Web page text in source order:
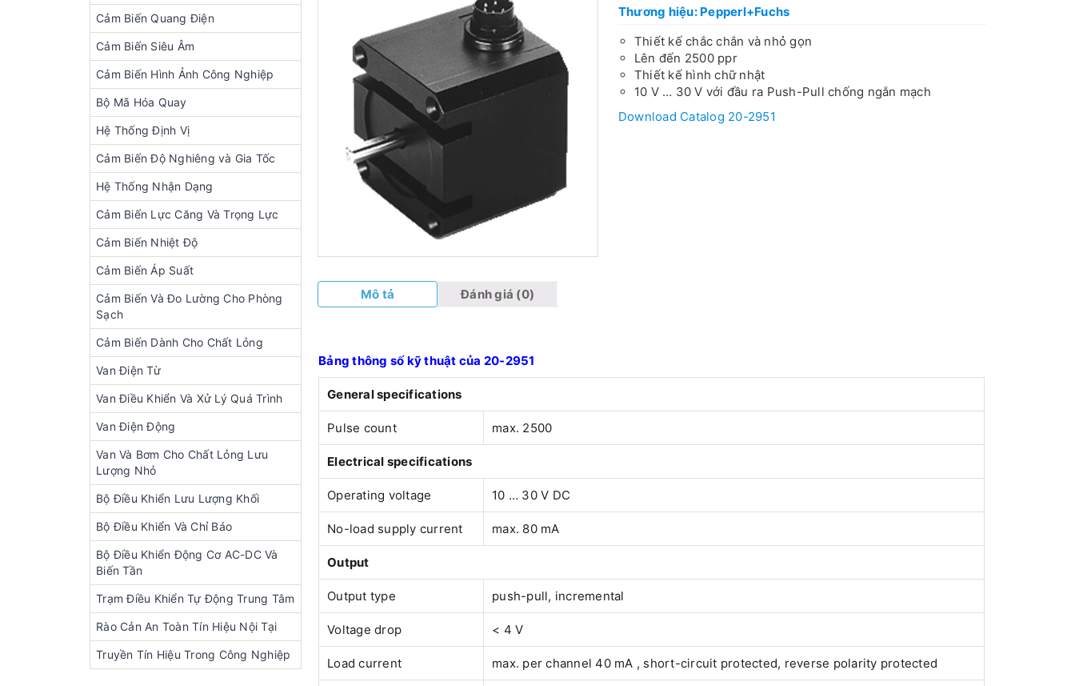
Cảm Biến Quang Điện
Cảm Biến Siêu Âm
Cảm Biến Hình Ảnh Công Nghiệp
Bộ Mã Hóa Quay
Hệ Thống Định Vị
Cảm Biến Độ Nghiêng và Gia Tốc
Hệ Thống Nhận Dạng
Cảm Biến Lực Căng Và Trọng Lực
Cảm Biến Nhiệt Độ
Cảm Biến Áp Suất
Cảm Biến Và Đo Lường Cho Phòng
Sạch
Cảm Biến Dành Cho Chất Lỏng
Van Điện Từ
Van Điều Khiển Và Xử Lý Quá Trình
Van Điện Động
Van Và Bơm Cho Chất Lỏng Lưu
Lượng Nhỏ
Bộ Điều Khiển Lưu Lượng Khối
Bộ Điều Khiển Và Chỉ Báo
Bộ Điều Khiển Động Cơ AC-DC Và
Biến Tần
Trạm Điều Khiển Tự Động Trung Tâm
Rào Cản An Toàn Tín Hiệu Nội Tại
Truyền Tín Hiệu Trong Công Nghiệp
Thương hiệu: Pepperl+Fuchs
Thiết kế chắc chắn và nhỏ gọn
Lên đến 2500 ppr
Thiết kế hình chữ nhật
10 V … 30 V với đầu ra Push-Pull chống ngắn mạch
Download Catalog 20-2951
Mô tả Đánh giá (0)
Bảng thông số kỹ thuật của 20-2951
General specifications
Pulse count max. 2500
Electrical specifications
Operating voltage 10 … 30 V DC
No-load supply current max. 80 mA
Output
Output type push-pull, incremental
Voltage drop < 4 V
Load current max. per channel 40 mA , short-circuit protected, reverse polarity protected